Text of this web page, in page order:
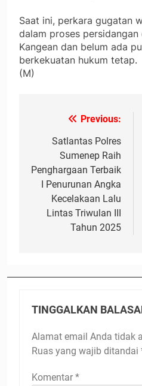
Saat ini, perkara gugatan
dalam proses
Kangean dan belum ada
berkekuatan hukum tetap.
(M)
Navigasi
pos
Previous:
Satlantas Polres
Sumenep Raih
Penghargaan Terbaik
I Penurunan Angka
Kecelakaan Lalu
Lintas Triwulan III
Tahun 2025
TINGGALKAN
Alamat email Anda tidak
Ruas yang wajib ditandai
Komentar *